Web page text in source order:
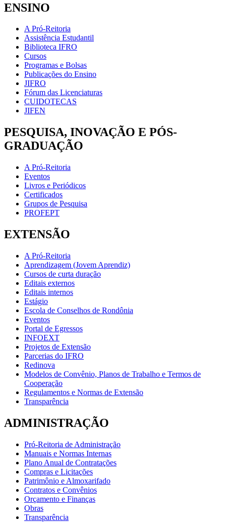
ENSINO
A Pró-Reitoria
Assistência Estudantil
Biblioteca IFRO
Cursos
Programas e Bolsas
Publicações do Ensino
JIFRO
Fórum das Licenciaturas
CUIDOTECAS
JIFEN
PESQUISA, INOVAÇÃO E PÓS-
GRADUAÇÃO
A Pró-Reitoria
Eventos
Livros e Periódicos
Certificados
Grupos de Pesquisa
PROFEPT
EXTENSÃO
A Pró-Reitoria
Aprendizagem (Jovem Aprendiz)
Cursos de curta duração
Editais externos
Editais internos
Estágio
Escola de Conselhos de Rondônia
Eventos
Portal de Egressos
INFOEXT
Projetos de Extensão
Parcerias do IFRO
Redinova
Modelos de Convênio, Planos de Trabalho e Termos de
Cooperação
Regulamentos e Normas de Extensão
Transparência
ADMINISTRAÇÃO
Pró-Reitoria de Administração
Manuais e Normas Internas
Plano Anual de Contratações
Compras e Licitações
Patrimônio e Almoxarifado
Contratos e Convênios
Orçamento e Finanças
Obras
Transparência